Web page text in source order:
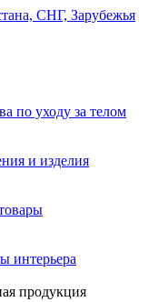
по уходу за телом
и изделия
интерьера
продукция